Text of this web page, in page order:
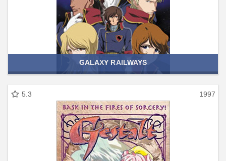
GALAXY RAILWAYS
5.3 1997